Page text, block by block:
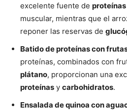
excelente fuente de proteínas
muscular, mientras que el
reponer las reservas de
Batido de proteínas con
proteínas, combinados con
plátano, proporcionan una
proteínas y carbohidratos.
Ensalada de quinoa con